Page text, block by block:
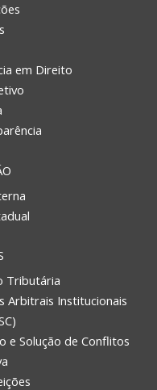
em Direito
Tributária
Arbitrais Institucionais
e Solução de Conflitos